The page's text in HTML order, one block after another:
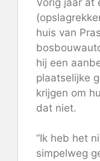
huis van
hij een
plaatselijke
krijgen om
dat niet.
“Ik heb het
simpelweg